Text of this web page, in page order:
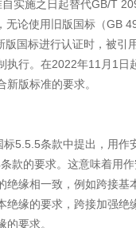
实施之日起替代GB/T
无论使用旧版国标（GB
版国标进行认证时，被引
执行。在2022年11月1日
版标准的要求。
5.5.5条款中提出，用作
款的要求。这意味着用
绝缘相一致，例如跨接基
绝缘的要求，跨接加强绝
要求。